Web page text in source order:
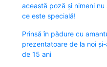
această poză și nimeni
ce este specială!
Prinsă în pădure cu
prezentatoare de la noi
de 15 ani